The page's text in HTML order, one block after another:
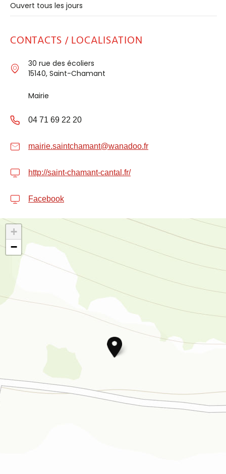
Ouvert tous les jours
CONTACTS / LOCALISATION
30 rue des écoliers
15140, Saint-Chamant
Mairie
04 71 69 22 20
mairie.saintchamant@wanadoo.fr
http://saint-chamant-cantal.fr/
Facebook
+
−